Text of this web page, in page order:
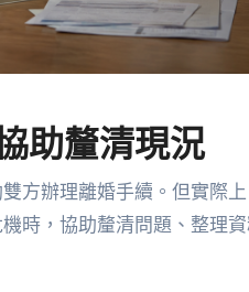
助釐清現況
方辦理離婚手續。但實際
時，協助釐清問題、整理